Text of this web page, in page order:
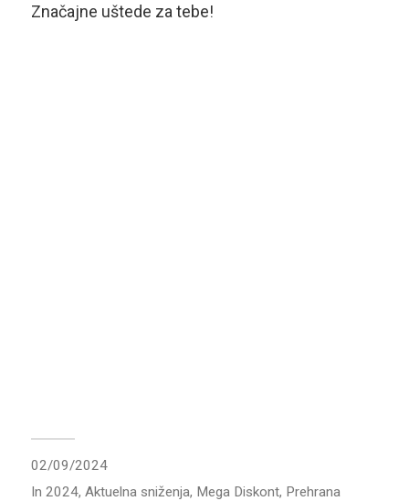
Značajne uštede za tebe!
02/09/2024
In 2024, Aktuelna sniženja, Mega Diskont, Prehrana